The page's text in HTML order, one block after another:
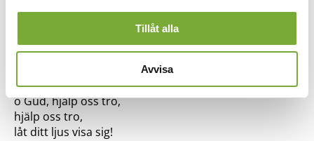
Tillåt alla
Avvisa
2.
Som en ton över berget
och vi frambär vårt liv
Ge oss mod att förändras,
o Gud, hjälp oss tro,
hjälp oss tro,
låt ditt ljus visa sig!